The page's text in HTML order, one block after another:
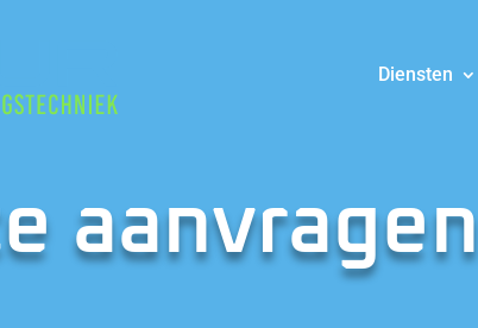
Diensten
aanvragen